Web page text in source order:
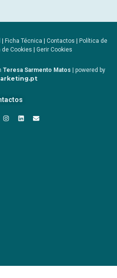
| Ficha Técnica | Contactos | Política de
de Cookies | Gerir Cookies
Teresa Sarmento Matos | powered by